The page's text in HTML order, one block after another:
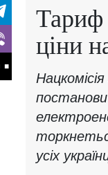
Тариф
ціни
усіх